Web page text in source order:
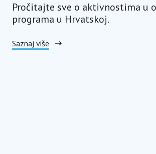
Pročitajte sve o aktivnostima u
programa u Hrvatskoj.
Saznaj više